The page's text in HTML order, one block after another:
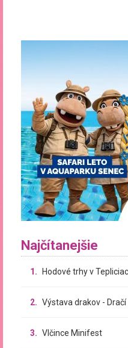
Najčítanejšie
1. Hodové trhy v
2. Výstava drakov -
3. Vlčince Minifest